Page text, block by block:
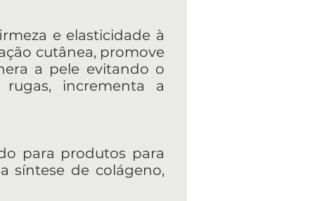
e elasticidade à
cutânea, promove
a pele evitando o
incrementa a
para produtos para
síntese de colágeno,